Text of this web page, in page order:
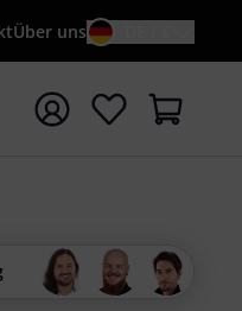
Über uns